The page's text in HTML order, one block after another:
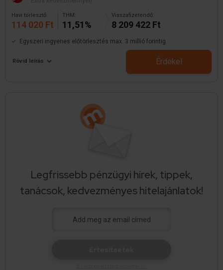
Havi törlesztő:
114 020 Ft
THM:
11,51%
Visszafizetendő:
8 209 422 Ft
Egyszeri ingyenes előtörlesztés max. 3 millió forintig
Rövid leírás Érdekel
Legfrissebb pénzügyi hírek, tippek,
tanácsok, kedvezményes hitelajánlatok!